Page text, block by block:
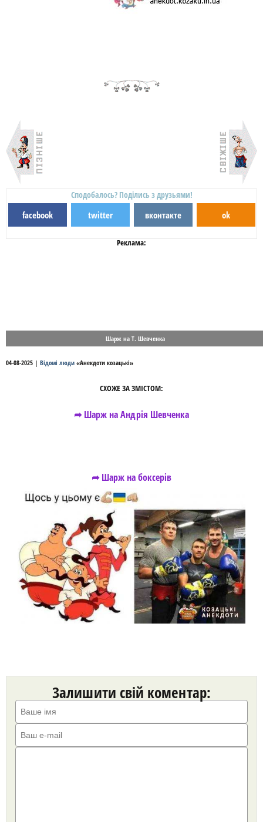
Сподобалось? Поділись з друзьями!
facebook twitter вконтакте ok
Реклама:
Шарж на Т. Шевченка
04-08-2025 | Відомі люди «Анекдоти козацькі»
СХОЖЕ ЗА ЗМІСТОМ:
➦ Шарж на Андрія Шевченка
➦ Шарж на боксерів
Залишити свій коментар: